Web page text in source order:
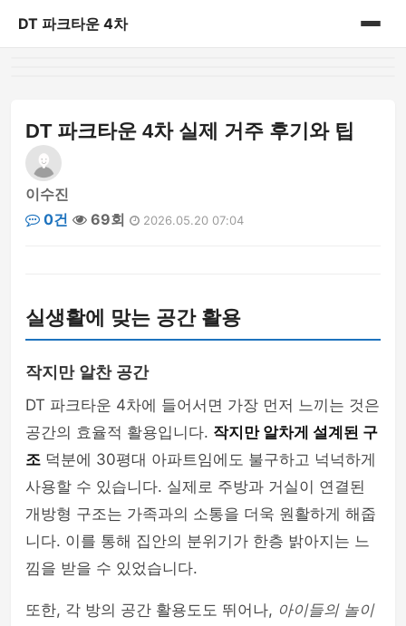
DT 파크타운 4차
DT 파크타운 4차 실제 거주 후기와 팁
이수진
0건
69회 2026.05.20 07:04
실생활에 맞는 공간 활용
작지만 알찬 공간
DT 파크타운 4차에 들어서면 가장 먼저 느끼는 것은
공간의 효율적 활용입니다. 작지만 알차게 설계된 구
조 덕분에 30평대 아파트임에도 불구하고 넉넉하게
사용할 수 있습니다. 실제로 주방과 거실이 연결된
개방형 구조는 가족과의 소통을 더욱 원활하게 해줍
니다. 이를 통해 집안의 분위기가 한층 밝아지는 느
낌을 받을 수 있었습니다.
또한, 각 방의 공간 활용도도 뛰어나, 아이들의 놀이